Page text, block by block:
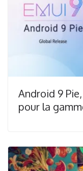
Android 9
pour la